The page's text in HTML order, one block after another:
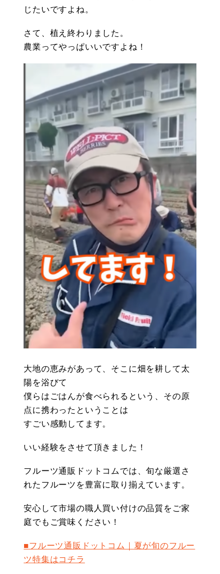
じたいですよね。
さて、植え終わりました。
農業ってやっぱいいですよね！
大地の恵みがあって、そこに畑を耕して太
陽を浴びて
僕らはごはんが食べられるという、その原
点に携わったということは
すごい感動してます。
いい経験をさせて頂きました！
フルーツ通販ドットコムでは、旬な厳選さ
れたフルーツを豊富に取り揃えています。
安心して市場の職人買い付けの品質をご家
庭でもご賞味ください！
■フルーツ通販ドットコム｜夏が旬のフルー
ツ特集はコチラ